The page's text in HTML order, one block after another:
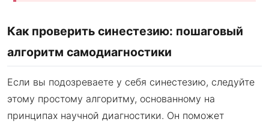
Как проверить синестезию: пошаговый
алгоритм самодиагностики
Если вы подозреваете у себя синестезию, следуйте
этому простому алгоритму, основанному на
принципах научной диагностики. Он поможет